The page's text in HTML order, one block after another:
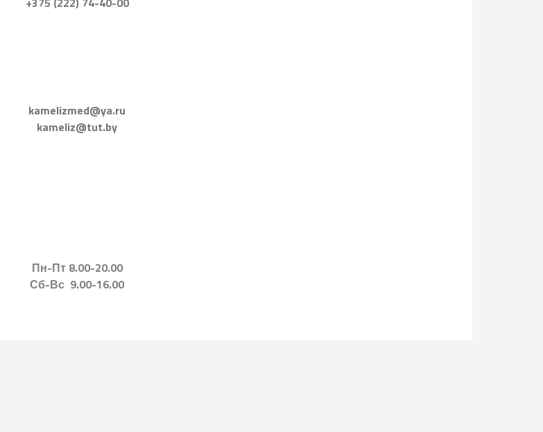
kamelizmed@ya.ru
kameliz@tut.by
Пн-Пт 8.00-20.00
Сб-Вс 9.00-16.00